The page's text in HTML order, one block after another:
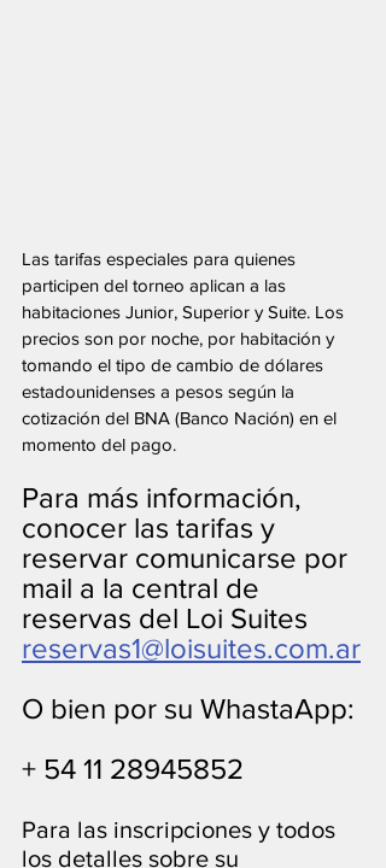
Las tarifas especiales para quienes
participen del torneo aplican a las
habitaciones Junior, Superior y Suite. Los
precios son por noche, por habitación y
tomando el tipo de cambio de dólares
estadounidenses a pesos según la
cotización del BNA (Banco Nación) en el
momento del pago.
Para más información,
conocer las tarifas y
reservar comunicarse por
mail a la central de
reservas del Loi Suites
reservas1@loisuites.com.ar
O bien por su WhastaApp:
+ 54 11 28945852
Para las inscripciones y todos
los detalles sobre su